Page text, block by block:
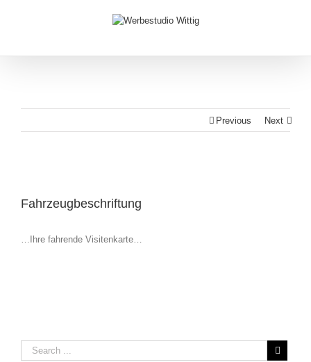
Previous Next
Fahrzeugbeschriftung
…Ihre fahrende Visitenkarte…